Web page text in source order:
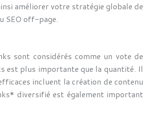
améliorer votre stratégie globale de
SEO off-page.
sont considérés comme un vote de
est plus importante que la quantité. Il
incluent la création de contenu
diversifié est également important